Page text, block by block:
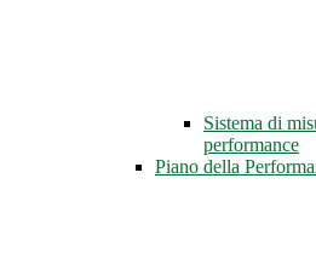
Sistema di
performance
Piano della